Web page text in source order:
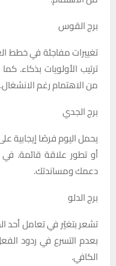
برج القوس
تغييرات مفاجئة في خطط
ترتيب الأولويات بذكاء.
من الاهتمام رغم الانشغال.
برج الجدي
يحمل اليوم فرصًا إيجابية
أو تطور علاقة قائمة. في
دعمك ومساندتك.
برج الدلو
تشعر بتغيّر في تعامل أحد
بعدم التسرع في ردود
الكافي.